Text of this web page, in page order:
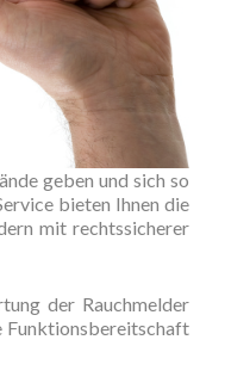
geben und sich so
bieten Ihnen die
mit rechtssicherer
der Rauchmelder
Funktionsbereitschaft